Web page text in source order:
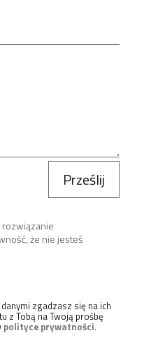
Prześlij
że nie jesteś
zgadzasz się na ich
z Tobą na Twoją prośbę
polityce prywatności.